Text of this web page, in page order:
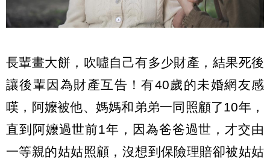
長輩畫大餅，吹噓自己有多少財產，結果死後
讓後輩因為財產互告！有40歲的未婚網友感
嘆，阿嬤被他、媽媽和弟弟一同照顧了10年，
直到阿嬤過世前1年，因為爸爸過世，才交由
一等親的姑姑照顧，沒想到保險理賠卻被姑姑